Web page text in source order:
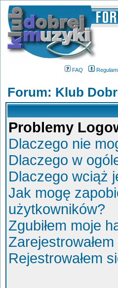
FAQ
Forum: Klub
Problemy
Dlaczego nie
Dlaczego w
Dlaczego wciąż
Jak mogę
użytkowników?
Zgubiłem moje
Rejestrowałem